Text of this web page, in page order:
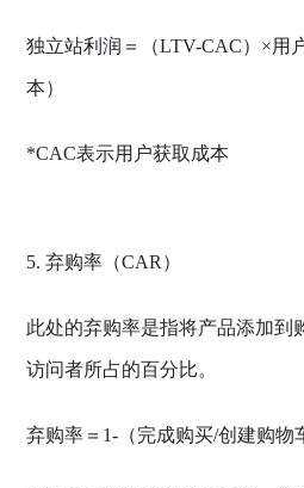
独立站利润＝（LTV-CAC）×用
本）
*CAC表示用户获取成本
5. 弃购率（CAR）
此处的弃购率是指将产品添加到
访问者所占的百分比。
弃购率＝1-（完成购买/创建购物